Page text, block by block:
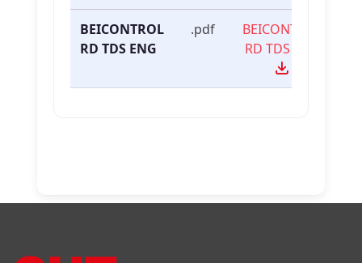
BEICONTROL
RD TDS ENG
.pdf
BEICONTROL
RD TDS ENG